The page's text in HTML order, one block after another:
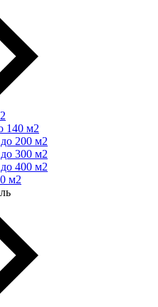
140 м2
200 м2
300 м2
400 м2
м2